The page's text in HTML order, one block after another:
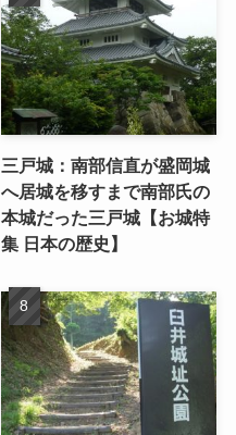
三戸城：南部信直が盛岡城
へ居城を移すまで南部氏の
本城だった三戸城【お城特
集 日本の歴史】